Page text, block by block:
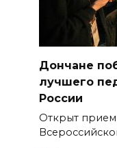
Дончане
лучшего
России
Открыт прием